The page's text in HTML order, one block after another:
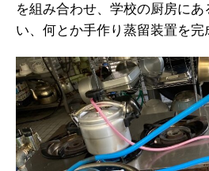
を組み合わせ、学校の厨房に
い、何とか手作り蒸留装置を完